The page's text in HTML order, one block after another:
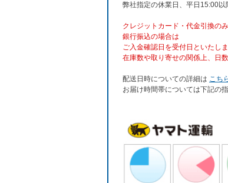
弊社指定の休業日、平日15:00以
クレジットカード・代金引換のみ
銀行振込の場合は
ご入金確認日を受付日といたしま
在庫数や取り寄せの関係上、日
配送日時についての詳細は こち
お届け時間帯については下記の